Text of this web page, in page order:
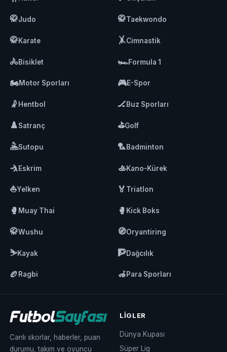
🥋Judo 🥋Taekwondo
🥋Karate 🤸Cimnastik
🚴Bisiklet 🏎️Formula 1
🏍️Motor Sporları 🎮E-Spor
🤾 Hentbol 🏒Buz Sporları
♟️Satranç ⛳Golf
🤽Sutopu 🏸Badminton
🤺Eskrim 🚣Kano-Kürek
⛵Yelken 🏅 Triatlon
🥊 Muay Thai 🥊 Kick Boks
🥋Wushu 🧭Oryantiring
⛷️Kayak 🧗Dağcılık
🏉 Ragbi 🦽Para Sporları
Canlı skorlar, haberler, puan
durumu, takım ve oyuncu
LIGLER
Dünya Kupası
Süper Lig